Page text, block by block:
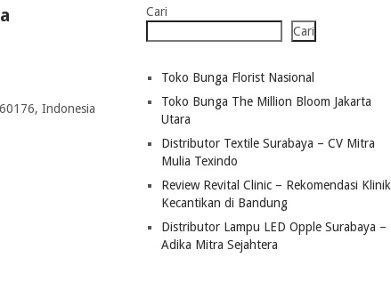
Indonesia
Cari
Cari
Toko Bunga Florist Nasional
Toko Bunga The Million Bloom Jakarta
Utara
Distributor Textile Surabaya – CV Mitra
Mulia Texindo
Review Revital Clinic – Rekomendasi Klinik
Kecantikan di Bandung
Distributor Lampu LED Opple Surabaya –
Adika Mitra Sejahtera